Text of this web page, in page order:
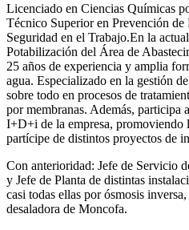
Licenciado en Ciencias Químicas
Técnico Superior en Prevención de
Seguridad en el Trabajo.En la
Potabilización del Área de
25 años de experiencia y amplia
agua. Especializado en la gestión
sobre todo en procesos de
por membranas. Además, participa
I+D+i de la empresa, promoviendo
partícipe de distintos proyectos de
Con anterioridad: Jefe de Servicio
y Jefe de Planta de distintas
casi todas ellas por ósmosis
desaladora de Moncofa.